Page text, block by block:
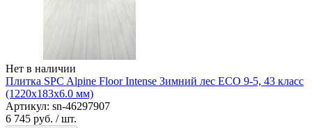
Нет в наличии
Плитка SPC Alpine Floor Intense Зимний лес ECO 9-5, 43 класс
(1220х183х6.0 мм)
Артикул: sn-46297907
6 745 руб. / шт.